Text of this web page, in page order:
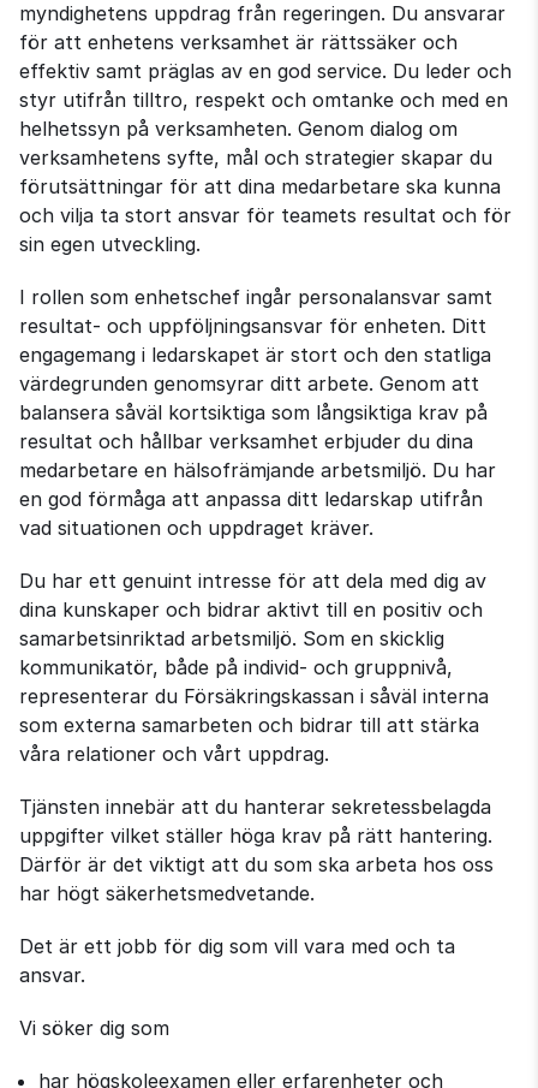
myndighetens uppdrag från regeringen. Du ansvarar
för att enhetens verksamhet är rättssäker och
effektiv samt präglas av en god service. Du leder och
styr utifrån tilltro, respekt och omtanke och med en
helhetssyn på verksamheten. Genom dialog om
verksamhetens syfte, mål och strategier skapar du
förutsättningar för att dina medarbetare ska kunna
och vilja ta stort ansvar för teamets resultat och för
sin egen utveckling.
I rollen som enhetschef ingår personalansvar samt
resultat- och uppföljningsansvar för enheten. Ditt
engagemang i ledarskapet är stort och den statliga
värdegrunden genomsyrar ditt arbete. Genom att
balansera såväl kortsiktiga som långsiktiga krav på
resultat och hållbar verksamhet erbjuder du dina
medarbetare en hälsofrämjande arbetsmiljö. Du har
en god förmåga att anpassa ditt ledarskap utifrån
vad situationen och uppdraget kräver.
Du har ett genuint intresse för att dela med dig av
dina kunskaper och bidrar aktivt till en positiv och
samarbetsinriktad arbetsmiljö. Som en skicklig
kommunikatör, både på individ- och gruppnivå,
representerar du Försäkringskassan i såväl interna
som externa samarbeten och bidrar till att stärka
våra relationer och vårt uppdrag.
Tjänsten innebär att du hanterar sekretessbelagda
uppgifter vilket ställer höga krav på rätt hantering.
Därför är det viktigt att du som ska arbeta hos oss
har högt säkerhetsmedvetande.
Det är ett jobb för dig som vill vara med och ta
ansvar.
Vi söker dig som
har högskoleexamen eller erfarenheter och